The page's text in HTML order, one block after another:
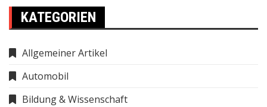
KATEGORIEN
Allgemeiner Artikel
Automobil
Bildung & Wissenschaft